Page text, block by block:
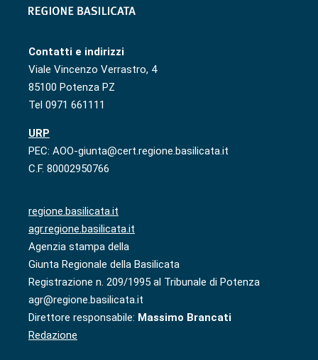
Contatti e indirizzi
Viale Vincenzo Verrastro, 4
85100 Potenza PZ
Tel 0971 661111
URP
PEC: AOO-giunta@cert.regione.basilicata.it
C.F. 80002950766
regione.basilicata.it
agr.regione.basilicata.it
Agenzia stampa della
Giunta Regionale della Basilicata
Registrazione n. 209/1995 al Tribunale di Potenza
agr@regione.basilicata.it
Direttore responsabile: Massimo Brancati
Redazione